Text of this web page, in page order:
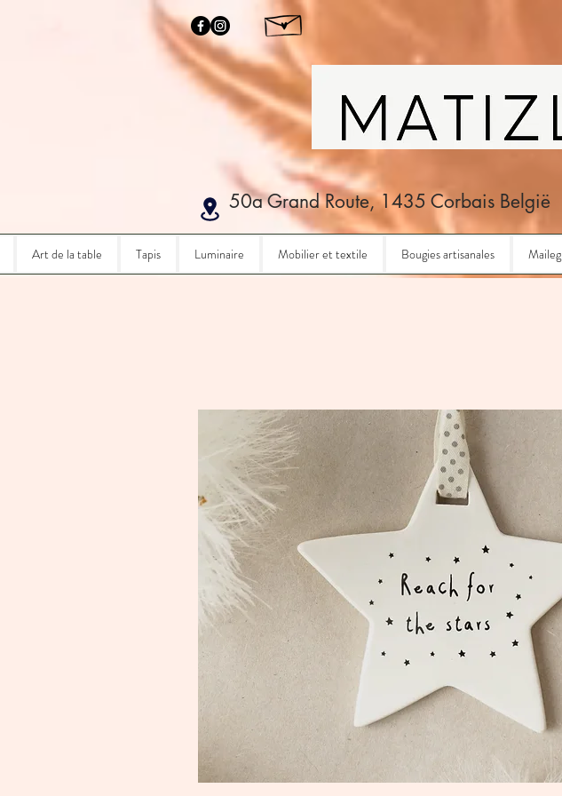
50a Grand Route, 1435 Corbais België
Art de la table Tapis Luminaire Mobilier et textile Bougies artisanales Maileg